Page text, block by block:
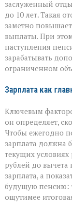
заслуженный
до 10 лет. Такая
заметно
выплаты. При
наступления
зарабатывать
ограниченном
Зарплата как
Ключевым
он определяет,
Чтобы ежегодно
зарплата должна
текущих
рублей до вычета
зарплата, а
будущую пенсию:
ощутимее